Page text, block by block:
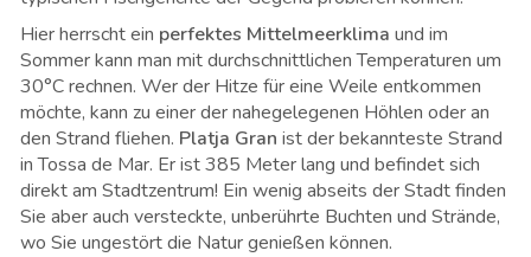
Hier herrscht ein perfektes Mittelmeerklima und im
Sommer kann man mit durchschnittlichen Temperaturen um
30°C rechnen. Wer der Hitze für eine Weile entkommen
möchte, kann zu einer der nahegelegenen Höhlen oder an
den Strand fliehen. Platja Gran ist der bekannteste Strand
in Tossa de Mar. Er ist 385 Meter lang und befindet sich
direkt am Stadtzentrum! Ein wenig abseits der Stadt finden
Sie aber auch versteckte, unberührte Buchten und Strände,
wo Sie ungestört die Natur genießen können.